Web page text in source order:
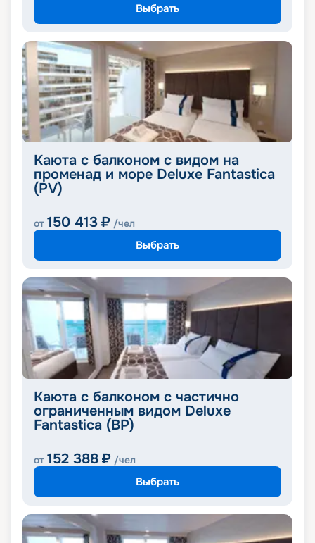
Выбрать
Каюта с балконом с видом на
променад и море Deluxe Fantastica
(PV)
от 150 413 ₽ /чел
Выбрать
Каюта с балконом с частично
ограниченным видом Deluxe
Fantastica (BP)
от 152 388 ₽ /чел
Выбрать